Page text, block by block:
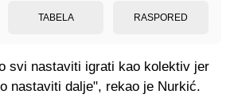
TABELA RASPORED
svi nastaviti igrati kao kolektiv jer
nastaviti dalje", rekao je Nurkić.